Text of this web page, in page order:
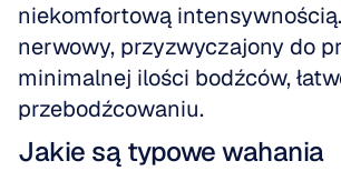
niekomfortową intensywnością.
nerwowy, przyzwyczajony do
minimalnej ilości bodźców,
przebodźcowaniu.
Jakie są typowe wahania